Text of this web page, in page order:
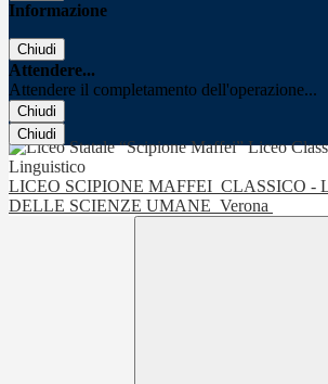
Informazione
Chiudi
Attendere...
Attendere il completamento dell'operazione...
Chiudi
Chiudi
LICEO SCIPIONE MAFFEI CLASSICO -
DELLE SCIENZE UMANE Verona